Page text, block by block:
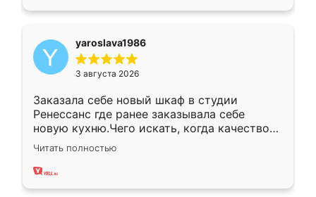
yaroslava1986
3 августа 2026
Заказала себе новый шкаф в студии
Ренессанс где ранее заказывала себе
новую кухню.Чего искать, когда качеством
вполне довольна. Служит кухня уже почти
два года, нареканий нет.
Читать полностью